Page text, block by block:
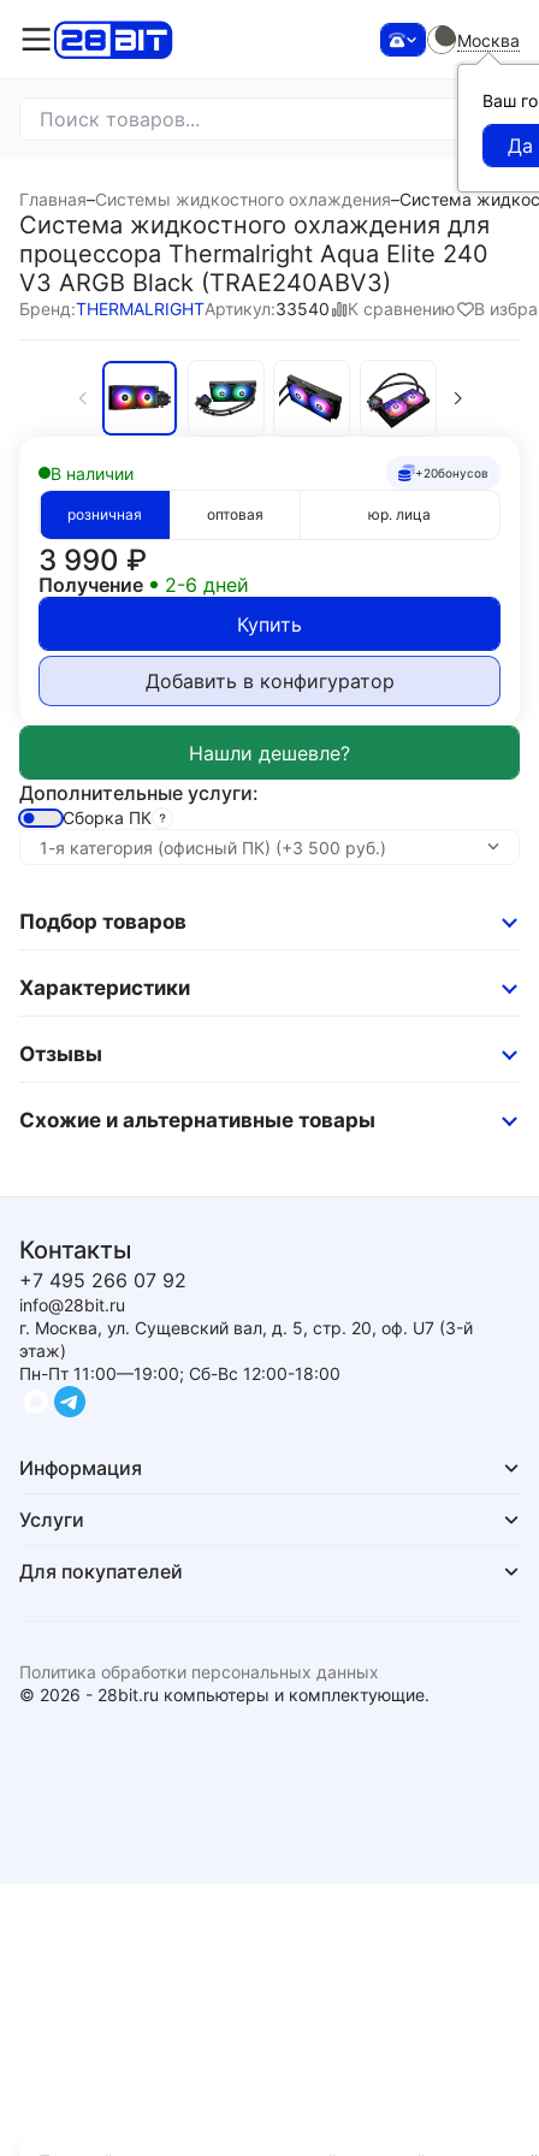
Москва
Ваш
Главная–Системы жидкостного охлаждения–Система
Система жидкостного охлаждения для
процессора Thermalright Aqua Elite 240
V3 ARGB Black (TRAE240ABV3)
Бренд:THERMALRIGHTАртикул:33540 К сравнению В
В наличии +20бонусов
розничная оптовая юр. лица
3 990 ₽
Получение
2-6 дней
Купить
Добавить в конфигуратор
Дополнительные услуги:
Сборка ПК
Подбор товаров
Характеристики
Отзывы
Схожие и альтернативные товары
Контакты
+7 495 266 07 92
info@28bit.ru
г. Москва, ул. Сущевский вал, д. 5, стр. 20, оф. U7 (3-й
этаж)
Пн-Пт 11:00—19:00; Сб-Вс 12:00-18:00
Информация
Услуги
Для покупателей
© 2026 - 28bit.ru компьютеры и комплектующие.
Политика обработки персональных данных